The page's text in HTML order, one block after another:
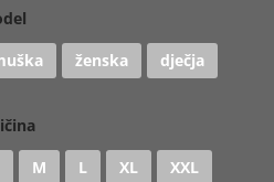
ženska dječja
M L XL XXL